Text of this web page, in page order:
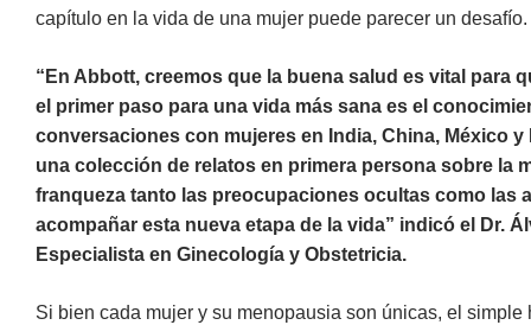
capítulo en la vida de una mujer puede parecer un desafío.
“En Abbott, creemos que la buena salud es vital para
el primer paso para una vida más sana es el
conversaciones con mujeres en India, China, México
una colección de relatos en primera persona sobre la
franqueza tanto las preocupaciones ocultas como las
acompañar esta nueva etapa de la vida” indicó el Dr.
Especialista en Ginecología y Obstetricia.
Si bien cada mujer y su menopausia son únicas, el